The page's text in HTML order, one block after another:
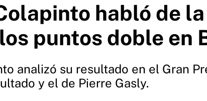
habló de
puntos doble en
analizó su resultado en el Gran
y el de Pierre Gasly.